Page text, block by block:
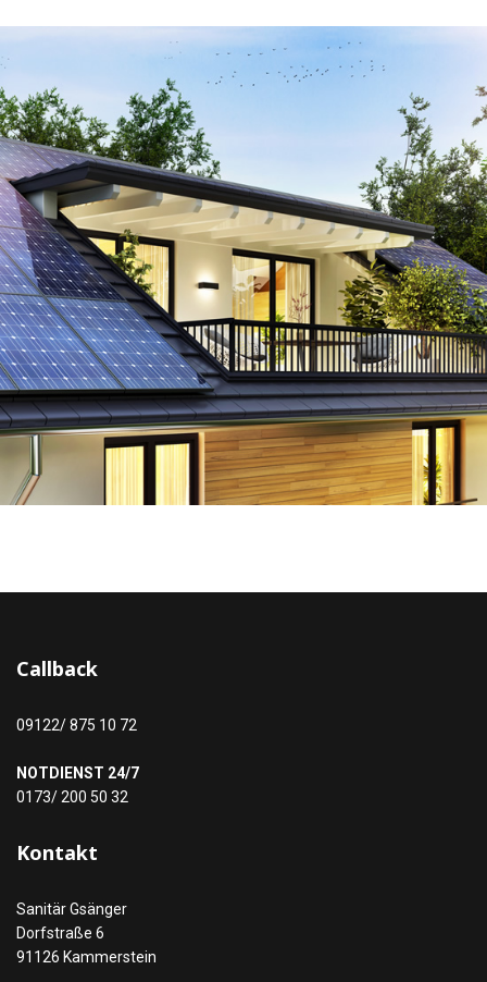
Callback
09122/ 875 10 72
NOTDIENST 24/7
0173/ 200 50 32
Kontakt
Sanitär Gsänger
Dorfstraße 6
91126 Kammerstein